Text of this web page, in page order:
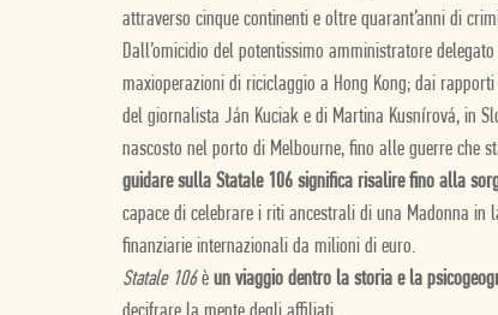
attraverso cinque continenti e oltre quarant’anni di
Dall’omicidio del potentissimo amministratore
maxioperazioni di riciclaggio a Hong Kong; dai
del giornalista Ján Kuciak e di Martina Kusnírová, in
nascosto nel porto di Melbourne, fino alle guerre che
guidare sulla Statale 106 significa risalire fino alla
capace di celebrare i riti ancestrali di una Madonna in
finanziarie internazionali da milioni di euro.
Statale 106è un viaggio dentro la storia e la